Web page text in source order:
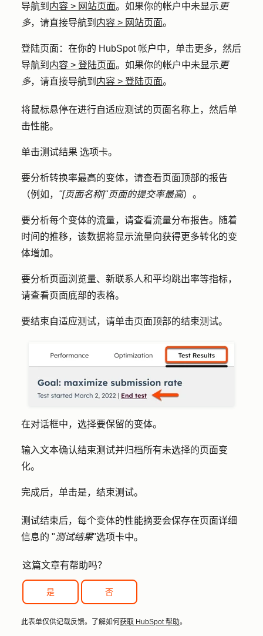
导航到 内容 > 网站页面。如果你的帐户中未显示 更
多，请直接导航到 内容 > 网站页面。
登陆页面 ：在你的 HubSpot 帐户中，单击更多，然后
导航到 内容 > 登陆页面。如果你的帐户中未显示 更
多，请直接导航到 内容 > 登陆页面。
将鼠标悬停在进行自适应测试的页面名称 上，然后单
击性能。
单击测试结果 选项卡。
要分析转换率最高的变体，请查看页面顶部的报告
（例如， "[页面名称]"页面的提交率最高）。
要分析每个变体的流量，请查看流量分布报告。随着
时间的推移，该数据将显示流量向获得更多转化的变
体增加。
要分析页面浏览量、新联系人和平均跳出率等指标，
请查看页面底部的表格。
要结束自适应测试，请单击页面顶部的结束测试。
在对话框中，选择要保留的变体。
输入文本确认结束测试并归档所有未选择的页面变
化。
完成后，单击是，结束测试。
测试结束后，每个变体的性能摘要会保存在页面详细
信息的 "测试结果"选项卡中。
这篇文章有帮助吗？
是 否
此表单仅供记载反馈。了解如何 获取 HubSpot 帮助。